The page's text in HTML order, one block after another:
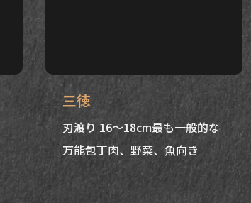
三徳
刃渡り 16～18cm最も一般的な
万能包丁肉、野菜、魚向き